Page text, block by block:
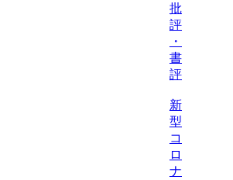
批
評
・
書
評
新
型
コ
ロ
ナ